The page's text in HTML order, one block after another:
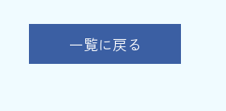
一覧に戻る